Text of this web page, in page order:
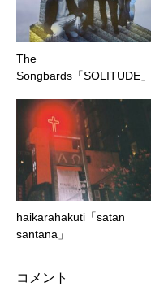
The
Songbards「SOLITUDE」
haikarahakuti「satan
santana」
コメント